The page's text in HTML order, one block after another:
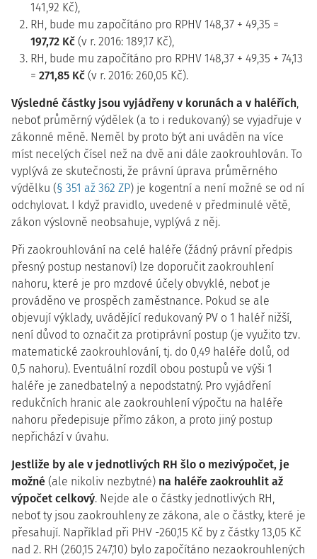
141,92 Kč),
RH, bude mu započítáno pro RPHV 148,37 + 49,35 =
197,72 Kč (v r. 2016: 189,17 Kč),
RH, bude mu započítáno pro RPHV 148,37 + 49,35 + 74,13
= 271,85 Kč (v r. 2016: 260,05 Kč).
Výsledné částky jsou vyjádřeny v korunách a v haléřích,
neboť průměrný výdělek (a to i redukovaný) se vyjadřuje v
zákonné měně. Neměl by proto být ani uváděn na více
míst necelých čísel než na dvě ani dále zaokrouhlován. To
vyplývá ze skutečnosti, že právní úprava průměrného
výdělku (§ 351 až 362 ZP) je kogentní a není možné se od ní
odchylovat. I když pravidlo, uvedené v předminulé větě,
zákon výslovně neobsahuje, vyplývá z něj.
Při zaokrouhlování na celé haléře (žádný právní předpis
přesný postup nestanoví) lze doporučit zaokrouhlení
nahoru, které je pro mzdové účely obvyklé, neboť je
prováděno ve prospěch zaměstnance. Pokud se ale
objevují výklady, uvádějící redukovaný PV o 1 haléř nižší,
není důvod to označit za protiprávní postup (je využito tzv.
matematické zaokrouhlování, tj. do 0,49 haléře dolů, od
0,5 nahoru). Eventuální rozdíl obou postupů ve výši 1
haléře je zanedbatelný a nepodstatný. Pro vyjádření
redukčních hranic ale zaokrouhlení výpočtu na haléře
nahoru předepisuje přímo zákon, a proto jiný postup
nepřichází v úvahu.
Jestliže by ale v jednotlivých RH šlo o mezivýpočet, je
možné (ale nikoliv nezbytné) na haléře zaokrouhlit až
výpočet celkový. Nejde ale o částky jednotlivých RH,
neboť ty jsou zaokrouhleny ze zákona, ale o částky, které je
přesahují. Například při PHV -260,15 Kč by z částky 13,05 Kč
nad 2. RH (260,15 247,10) bylo započítáno nezaokrouhlených